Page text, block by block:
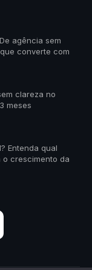
agência sem
converte com
clareza no
meses
Entenda qual
crescimento da